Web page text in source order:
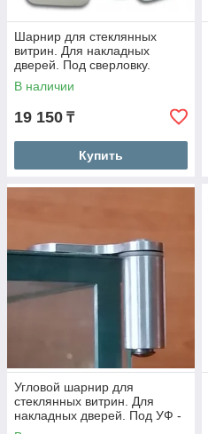
Шарнир для стеклянных
витрин. Для накладных
дверей. Под сверловку.
В наличии
19 150 ₸
Купить
Угловой шарнир для
стеклянных витрин. Для
накладных дверей. Под УФ -
склейку.